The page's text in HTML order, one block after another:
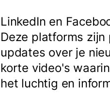
LinkedIn en
Deze platforms
updates over je
korte video's
het luchtig en